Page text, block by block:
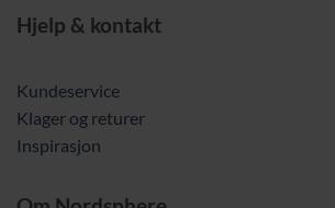
Hjelp & kontakt
Kundeservice
Klager og returer
Inspirasjon